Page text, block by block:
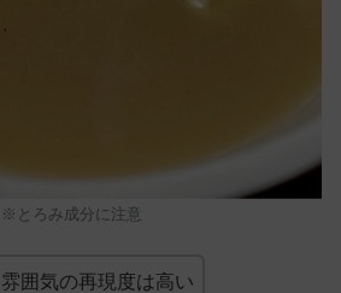
※とろみ成分に注意
囲気の再現度は高い